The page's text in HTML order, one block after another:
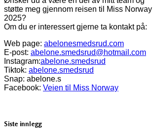
støtte meg gjennom reisen til Miss Norway
2025?
Om du er interessert gjerne ta kontakt på:
Web page: abelonesmedsrud.com
E-post: abelone.smedsrud@hotmail.com
Instagram:abelone.smedsrud
Tiktok: abelone.smedsrud
Snap: abelone.s
Facebook: Veien til Miss Norway
Siste innlegg